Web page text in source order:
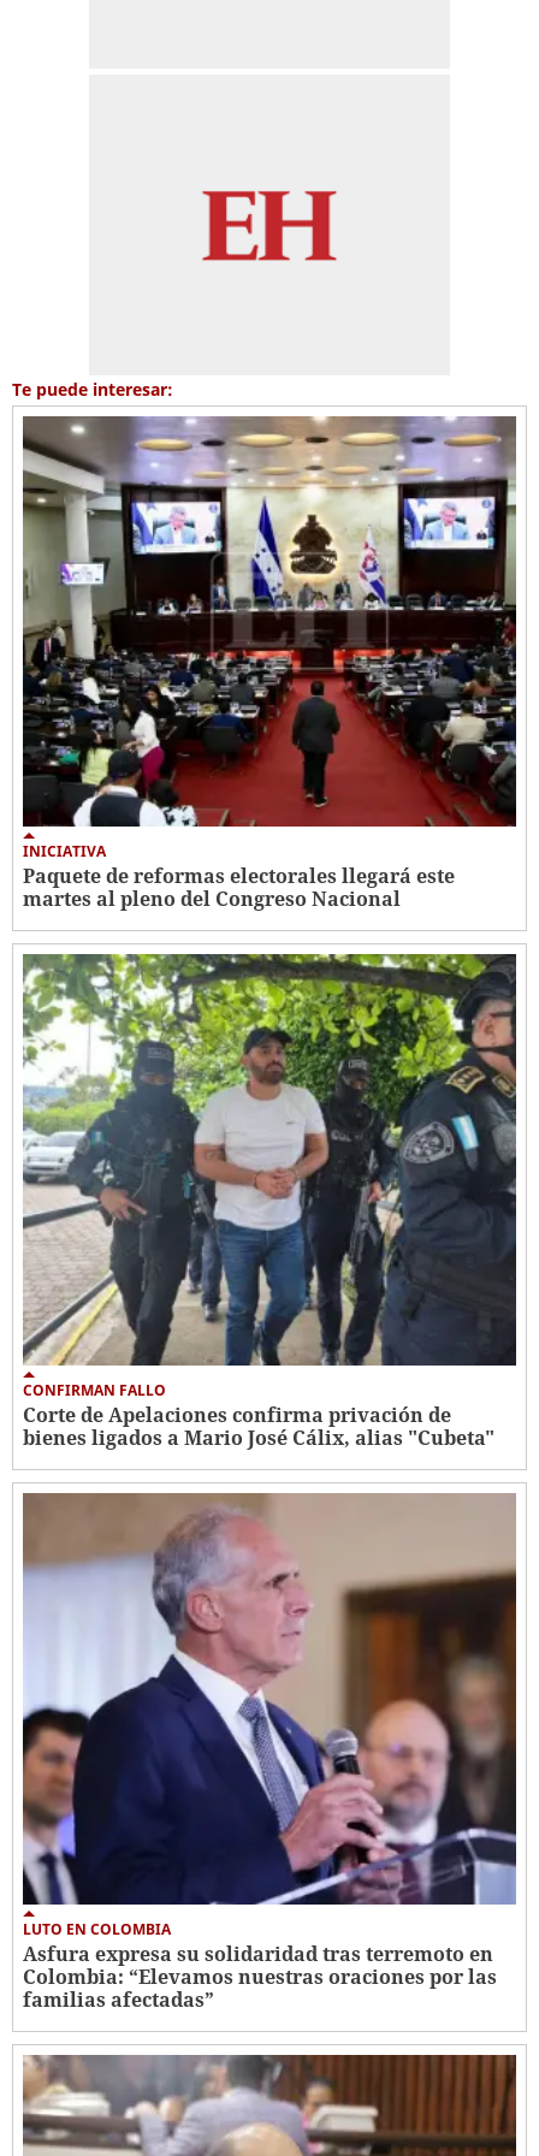
Te puede interesar:
INICIATIVA
Paquete de reformas electorales llegará este
martes al pleno del Congreso Nacional
CONFIRMAN FALLO
Corte de Apelaciones confirma privación de
bienes ligados a Mario José Cálix, alias "Cubeta"
LUTO EN COLOMBIA
Asfura expresa su solidaridad tras terremoto en
Colombia: “Elevamos nuestras oraciones por las
familias afectadas”